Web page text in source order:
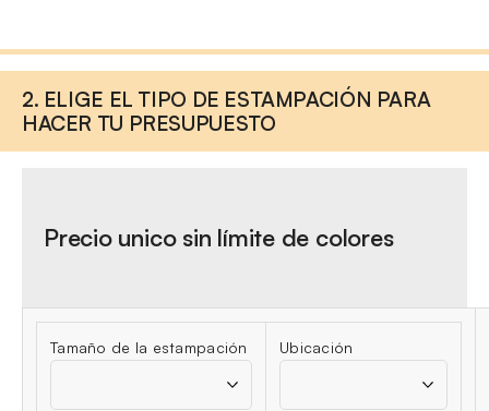
2. ELIGE EL TIPO DE ESTAMPACIÓN PARA
HACER TU PRESUPUESTO
Precio unico sin límite de colores
Tamaño de la estampación Ubicación